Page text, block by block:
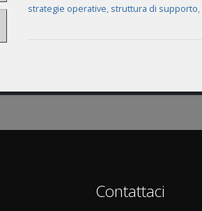
strategie operative, struttura di supporto,
Contattaci